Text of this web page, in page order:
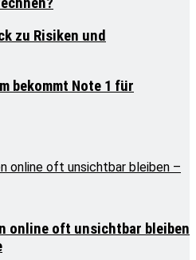
zu Risiken und
bekommt Note 1 für
online oft unsichtbar bleiben